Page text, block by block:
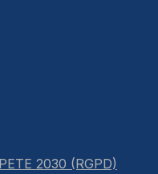
2030 (RGPD)